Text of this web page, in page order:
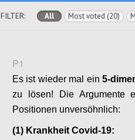
FILTER: All Most voted (20)
P1
Es ist wieder mal ein5-
zu lösen! Die Argumente
Positionen unversöhnlich:
(1) Krankheit Covid-19: